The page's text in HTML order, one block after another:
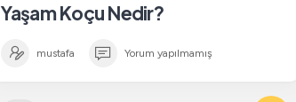
Yaşam Koçu Nedir?
mustafa Yorum yapılmamış